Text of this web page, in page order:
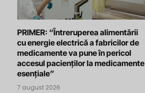
PRIMER: “Întreruperea alimentării
cu energie electrică a fabricilor de
medicamente va pune în pericol
accesul pacienților la medicamente
esențiale”
7 august 2026